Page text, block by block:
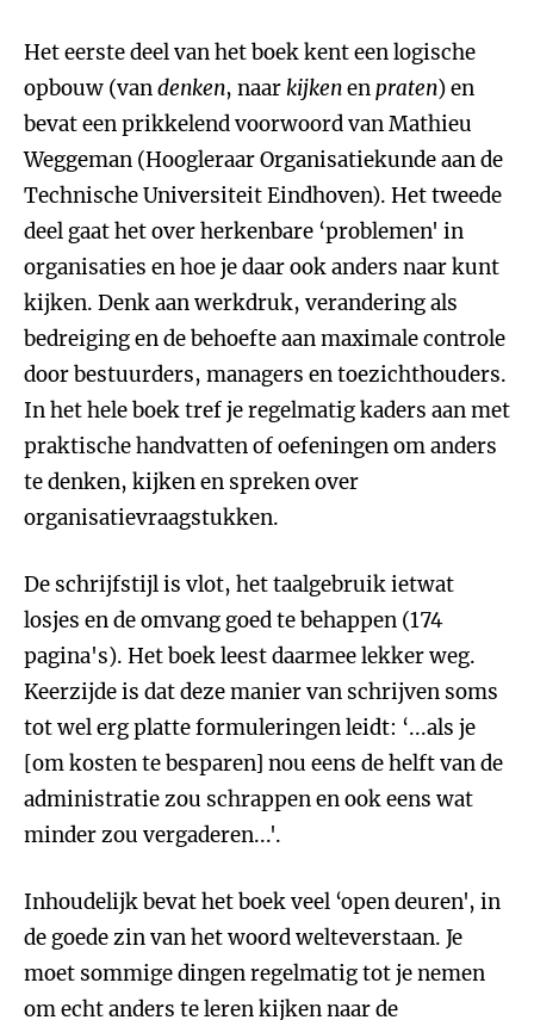
Het eerste deel van het boek kent een logische
opbouw (vandenken, naarkijkenenpraten) en
bevat een prikkelend voorwoord van Mathieu
Weggeman (Hoogleraar Organisatiekunde aan de
Technische Universiteit Eindhoven). Het tweede
deel gaat het over herkenbare ‘problemen' in
organisaties en hoe je daar ook anders naar kunt
kijken. Denk aan werkdruk, verandering als
bedreiging en de behoefte aan maximale controle
door bestuurders, managers en toezichthouders.
In het hele boek tref je regelmatig kaders aan met
praktische handvatten of oefeningen om anders
te denken, kijken en spreken over
organisatievraagstukken.
De schrijfstijl is vlot, het taalgebruik ietwat
losjes en de omvang goed te behappen (174
pagina's). Het boek leest daarmee lekker weg.
Keerzijde is dat deze manier van schrijven soms
tot wel erg platte formuleringen leidt: ‘...als je
[om kosten te besparen] nou eens de helft van de
administratie zou schrappen en ook eens wat
minder zou vergaderen...'.
Inhoudelijk bevat het boek veel ‘open deuren', in
de goede zin van het woord welteverstaan. Je
moet sommige dingen regelmatig tot je nemen
om echt anders te leren kijken naar de